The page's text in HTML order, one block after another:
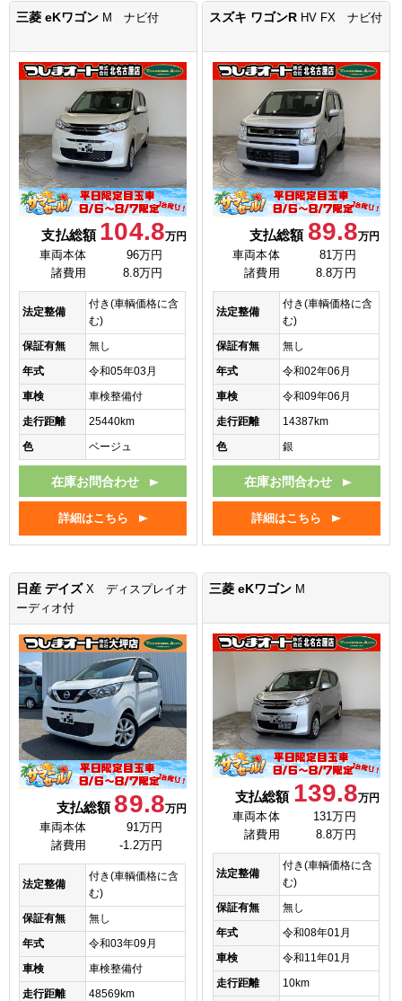
三菱 eKワゴン M ナビ付
支払総額 104.8万円
車両本体
96万円
諸費用
8.8万円
法定整備
付き(車輌価格に含
む)
保証有無
無し
年式
令和05年03月
車検
車検整備付
走行距離
25440km
色
ベージュ
在庫お問合わせ
詳細はこちら
スズキ ワゴンR HV FX ナビ付
支払総額 89.8万円
車両本体
81万円
諸費用
8.8万円
法定整備
付き(車輌価格に含
む)
保証有無
無し
年式
令和02年06月
車検
令和09年06月
走行距離
14387km
色
銀
在庫お問合わせ
詳細はこちら
日産 デイズ X ディスプレイオ
ーディオ付
支払総額 89.8万円
車両本体
91万円
諸費用
-1.2万円
法定整備
付き(車輌価格に含
む)
保証有無
無し
年式
令和03年09月
車検
車検整備付
走行距離
48569km
三菱 eKワゴン M
支払総額 139.8万円
車両本体
131万円
諸費用
8.8万円
法定整備
付き(車輌価格に含
む)
保証有無
無し
年式
令和08年01月
車検
令和11年01月
走行距離
10km